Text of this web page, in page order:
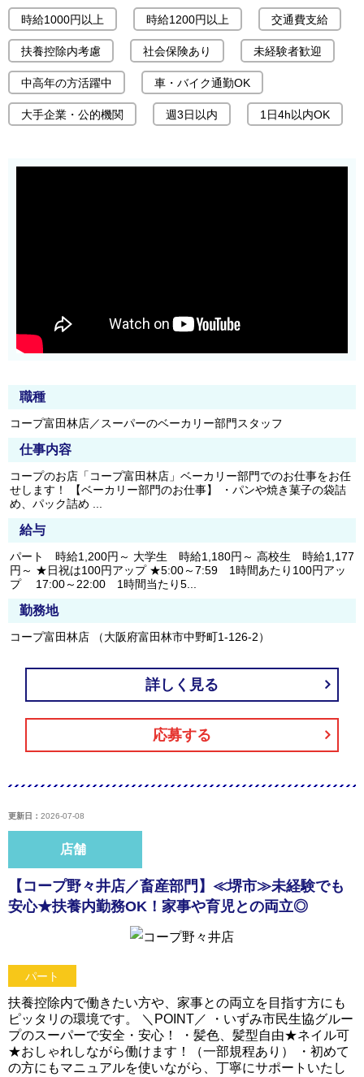
時給1000円以上 時給1200円以上 交通費支給
扶養控除内考慮 社会保険あり 未経験者歓迎
中高年の方活躍中 車・バイク通勤OK
大手企業・公的機関 週3日以内 1日4h以内OK
職種
コープ富田林店／スーパーのベーカリー部門スタッフ
仕事内容
コープのお店「コープ富田林店」ベーカリー部門でのお仕事をお任
せします！ 【ベーカリー部門のお仕事】 ・パンや焼き菓子の袋詰
め、パック詰め ...
給与
パート 時給1,200円～ 大学生 時給1,180円～ 高校生 時給1,177
円～ ★日祝は100円アップ ★5:00～7:59 1時間あたり100円アッ
プ 17:00～22:00 1時間当たり5...
勤務地
コープ富田林店 （大阪府富田林市中野町1-126-2）
詳しく見る
応募する
更新日： 2026-07-08
店舗
【コープ野々井店／畜産部門】≪堺市≫未経験でも
安心★扶養内勤務OK！家事や育児との両立◎
パート
扶養控除内で働きたい方や、家事との両立を目指す方にも
ピッタリの環境です。 ＼POINT／ ・いずみ市民生協グルー
プのスーパーで安全・安心！ ・髪色、髪型自由★ネイル可
★おしゃれしながら働けます！（一部規程あり） ・初めて
の方にもマニュアルを使いながら、丁寧にサポートいたし